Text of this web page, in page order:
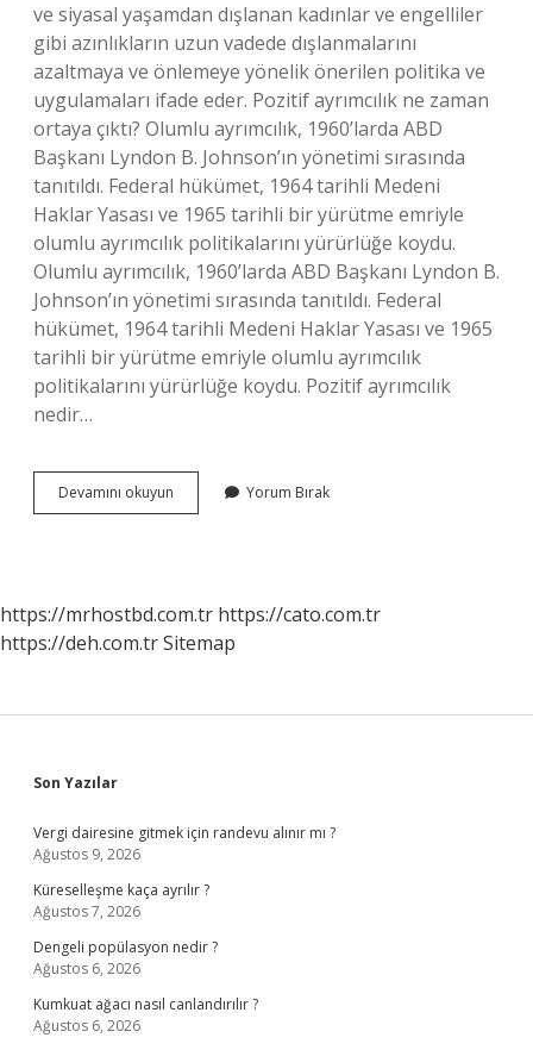
ve siyasal yaşamdan dışlanan kadınlar ve engelliler
gibi azınlıkların uzun vadede dışlanmalarını
azaltmaya ve önlemeye yönelik önerilen politika ve
uygulamaları ifade eder. Pozitif ayrımcılık ne zaman
ortaya çıktı? Olumlu ayrımcılık, 1960’larda ABD
Başkanı Lyndon B. Johnson’ın yönetimi sırasında
tanıtıldı. Federal hükümet, 1964 tarihli Medeni
Haklar Yasası ve 1965 tarihli bir yürütme emriyle
olumlu ayrımcılık politikalarını yürürlüğe koydu.
Olumlu ayrımcılık, 1960’larda ABD Başkanı Lyndon B.
Johnson’ın yönetimi sırasında tanıtıldı. Federal
hükümet, 1964 tarihli Medeni Haklar Yasası ve 1965
tarihli bir yürütme emriyle olumlu ayrımcılık
politikalarını yürürlüğe koydu. Pozitif ayrımcılık
nedir…
Devamını okuyun
Ayrımcılık
Ayrımcılığa
Karşı
Yorum Bırak
https://mrhostbd.com.tr https://cato.com.tr
https://deh.com.trSitemap
Sidebar
Son Yazılar
Vergi dairesine gitmek için randevu alınır mı ?
Ağustos 9, 2026
Küreselleşme kaça ayrılır ?
Ağustos 7, 2026
Dengeli popülasyon nedir ?
Ağustos 6, 2026
Kumkuat ağacı nasıl canlandırılır ?
Ağustos 6, 2026